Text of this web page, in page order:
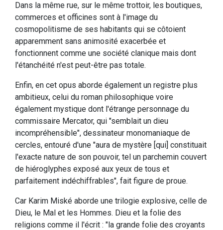
Dans la même rue, sur le même trottoir, les boutiques,
commerces et officines sont à l'image du
cosmopolitisme de ses habitants qui se côtoient
apparemment sans animosité exacerbée et
fonctionnent comme une société clanique mais dont
l'étanchéité n'est peut-être pas totale.
Enfin, en cet opus aborde également un registre plus
ambitieux, celui du roman philosophique voire
également mystique dont l'étrange personnage du
commissaire Mercator, qui "semblait un dieu
incompréhensible", dessinateur monomaniaque de
cercles, entouré d'une "aura de mystère [qui] constituait
l'exacte nature de son pouvoir, tel un parchemin couvert
de hiéroglyphes exposé aux yeux de tous et
parfaitement indéchiffrables", fait figure de proue.
Car Karim Miské aborde une trilogie explosive, celle de
Dieu, le Mal et les Hommes. Dieu et la folie des
religions comme il l'écrit : "la grande folie des croyants